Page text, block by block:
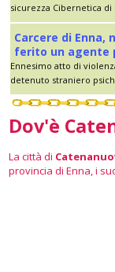
sicurezza Cibernetica di
Carcere di Enna,
ferito un agente
Ennesimo atto di
detenuto straniero
Dov'è
La città di
provincia di Enna, i